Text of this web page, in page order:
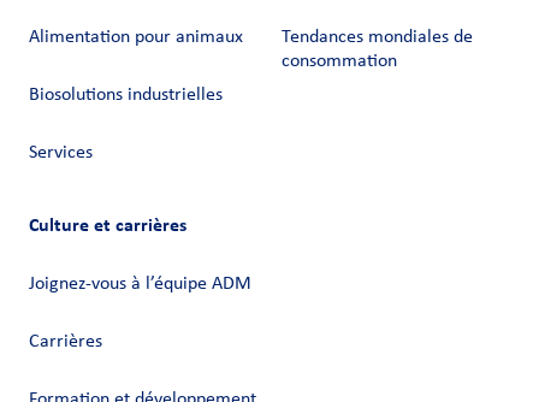
Alimentation pour animaux
Biosolutions industrielles
Services
Tendances mondiales de
consommation
Culture et carrières
Joignez-vous à l’équipe ADM
Carrières